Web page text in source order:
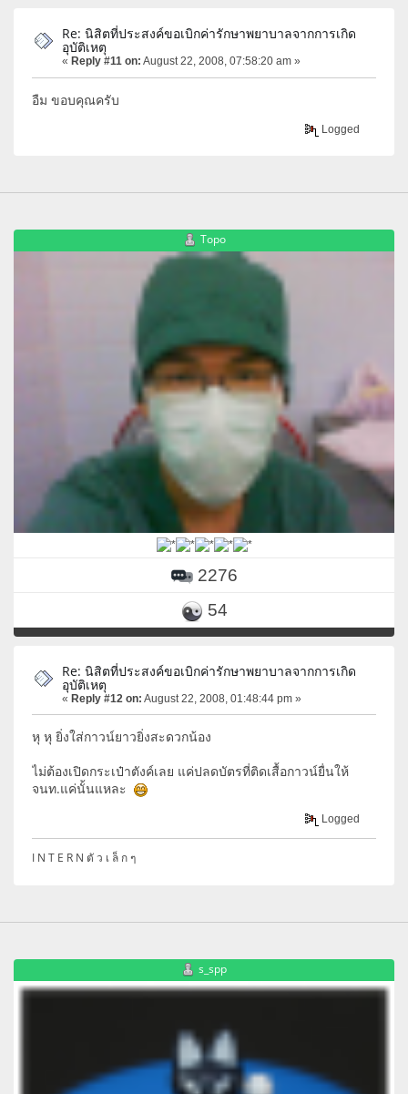
Re: นิสิตที่ประสงค์ขอเบิกค่ารักษาพยาบาลจากการเกิด
อุบัติเหตุ
« Reply #11 on: August 22, 2008, 07:58:20 am »
อืม ขอบคุณครับ
Logged
Topo
2276
54
Re: นิสิตที่ประสงค์ขอเบิกค่ารักษาพยาบาลจากการเกิด
อุบัติเหตุ
« Reply #12 on: August 22, 2008, 01:48:44 pm »
หุ หุ ยิ่งใส่กาวน์ยาวยิ่งสะดวกน้อง
ไม่ต้องเปิดกระเป๋าตังค์เลย แค่ปลดบัตรที่ติดเสื้อกาวน์ยื่นให้
จนท.แค่นั้นแหละ
Logged
I N T E R N ตั ว เ ล็ ก ๆ
s_spp